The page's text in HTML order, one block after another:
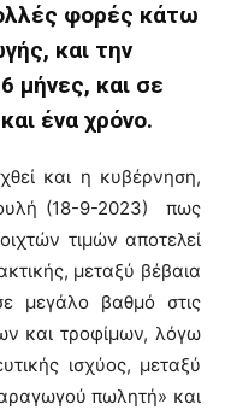
φορές κάτω
και την
μήνες, και σε
ένα χρόνο.
και η κυβέρνηση,
(18-9-2023) πως
τιμών αποτελεί
μεταξύ βέβαια
μεγάλο βαθμό στις
και τροφίμων, λόγω
ισχύος, μεταξύ
πωλητή» και